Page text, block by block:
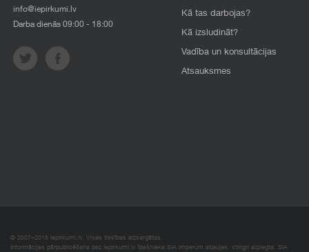
info@iepirkumi.lv
Darba dienās 09:00 - 18:00
Kā tas darbojas?
Kā izsludināt?
Vadība un konsultācijas
Atsauksmes
© 2007–2018 Iepirkumi.lv. Visas tiesības aizsargātas.
Informācijas pārpublicēšana bez iepirkumi.lv īpašnieka SIA Imperum atļaujas, stingri aizliegta. SIA